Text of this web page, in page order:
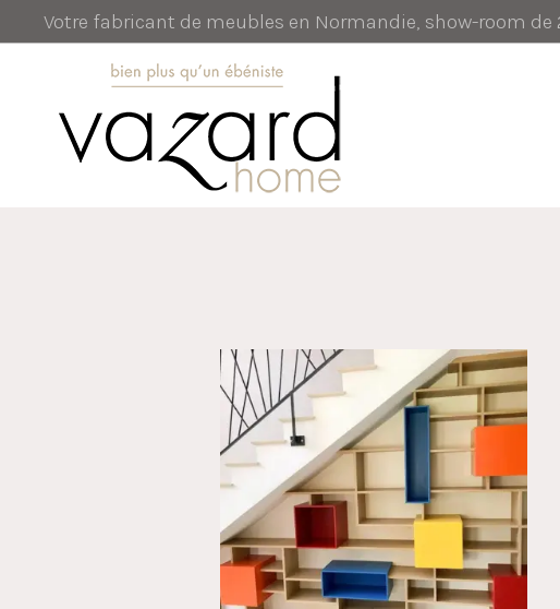
Votre fabricant de meubles en Normandie, show-room de